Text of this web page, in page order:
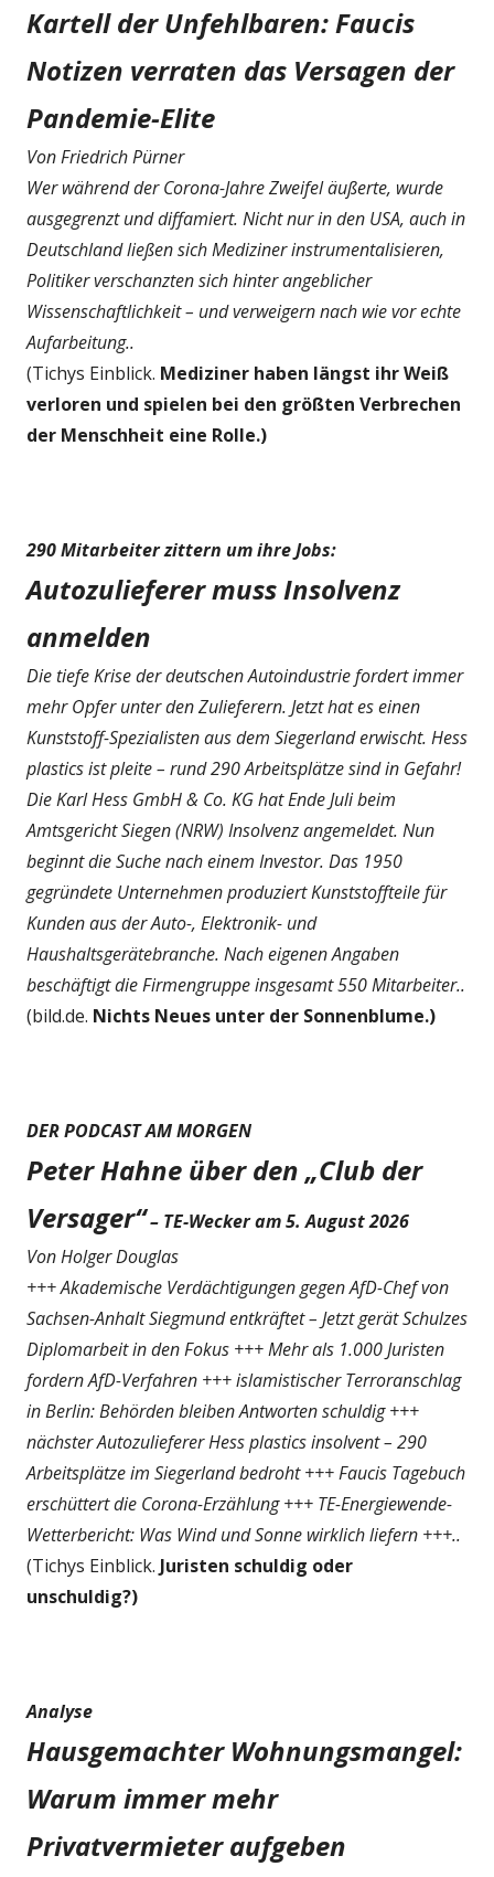
Kartell der Unfehlbaren: Faucis
Notizen verraten das Versagen der
Pandemie-Elite
Von Friedrich Pürner
Wer während der Corona-Jahre Zweifel äußerte, wurde
ausgegrenzt und diffamiert. Nicht nur in den USA, auch in
Deutschland ließen sich Mediziner instrumentalisieren,
Politiker verschanzten sich hinter angeblicher
Wissenschaftlichkeit – und verweigern nach wie vor echte
Aufarbeitung..
(Tichys Einblick. Mediziner haben längst ihr Weiß
verloren und spielen bei den größten Verbrechen
der Menschheit eine Rolle.)
290 Mitarbeiter zittern um ihre Jobs:
Autozulieferer muss Insolvenz
anmelden
Die tiefe Krise der deutschen Autoindustrie fordert immer
mehr Opfer unter den Zulieferern. Jetzt hat es einen
Kunststoff-Spezialisten aus dem Siegerland erwischt. Hess
plastics ist pleite – rund 290 Arbeitsplätze sind in Gefahr!
Die Karl Hess GmbH & Co. KG hat Ende Juli beim
Amtsgericht Siegen (NRW) Insolvenz angemeldet. Nun
beginnt die Suche nach einem Investor. Das 1950
gegründete Unternehmen produziert Kunststoffteile für
Kunden aus der Auto-, Elektronik- und
Haushaltsgerätebranche. Nach eigenen Angaben
beschäftigt die Firmengruppe insgesamt 550 Mitarbeiter..
(bild.de. Nichts Neues unter der Sonnenblume.)
DER PODCAST AM MORGEN
Peter Hahne über den „Club der
Versager“– TE-Wecker am 5. August 2026
Von Holger Douglas
+++ Akademische Verdächtigungen gegen AfD-Chef von
Sachsen-Anhalt Siegmund entkräftet – Jetzt gerät Schulzes
Diplomarbeit in den Fokus +++ Mehr als 1.000 Juristen
fordern AfD-Verfahren +++ islamistischer Terroranschlag
in Berlin: Behörden bleiben Antworten schuldig +++
nächster Autozulieferer Hess plastics insolvent – 290
Arbeitsplätze im Siegerland bedroht +++ Faucis Tagebuch
erschüttert die Corona-Erzählung +++ TE-Energiewende-
Wetterbericht: Was Wind und Sonne wirklich liefern +++..
(Tichys Einblick. Juristen schuldig oder
unschuldig?)
Analyse
Hausgemachter Wohnungsmangel:
Warum immer mehr
Privatvermieter aufgeben